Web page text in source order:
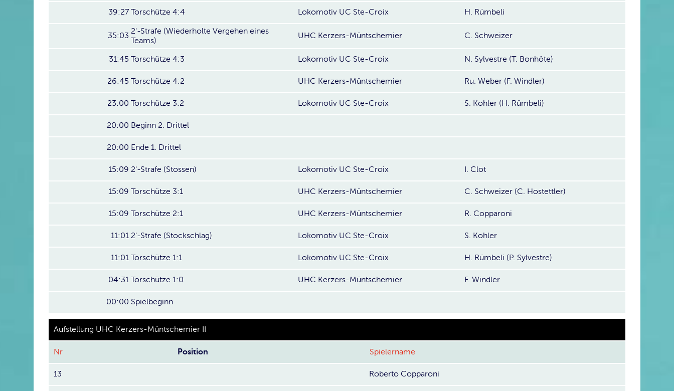
39:27 Torschütze 4:4 Lokomotiv UC Ste-Croix H. Rümbeli
35:03 2'-Strafe (Wiederholte Vergehen eines
Teams)
UHC Kerzers-Müntschemier C. Schweizer
31:45 Torschütze 4:3 Lokomotiv UC Ste-Croix N. Sylvestre (T. Bonhôte)
26:45 Torschütze 4:2 UHC Kerzers-Müntschemier Ru. Weber (F. Windler)
23:00 Torschütze 3:2 Lokomotiv UC Ste-Croix S. Kohler (H. Rümbeli)
20:00 Beginn 2. Drittel
20:00 Ende 1. Drittel
15:09 2'-Strafe (Stossen) Lokomotiv UC Ste-Croix I. Clot
15:09 Torschütze 3:1 UHC Kerzers-Müntschemier C. Schweizer (C. Hostettler)
15:09 Torschütze 2:1 UHC Kerzers-Müntschemier R. Copparoni
11:01 2'-Strafe (Stockschlag) Lokomotiv UC Ste-Croix S. Kohler
11:01 Torschütze 1:1 Lokomotiv UC Ste-Croix H. Rümbeli (P. Sylvestre)
04:31 Torschütze 1:0 UHC Kerzers-Müntschemier F. Windler
00:00 Spielbeginn
Aufstellung UHC Kerzers-Müntschemier II
Nr Position Spielername
13 Roberto Copparoni